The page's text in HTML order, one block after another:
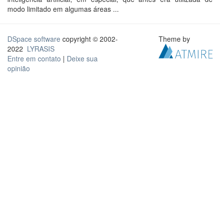
modo limitado em algumas áreas ...
DSpace software copyright © 2002-
2022 LYRASIS
Entre em contato | Deixe sua
opinião
Theme by